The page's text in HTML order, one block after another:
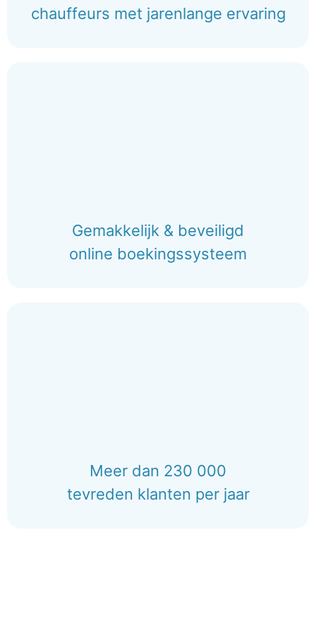
chauffeurs met jarenlange ervaring
Gemakkelijk & beveiligd
online boekingssysteem
Meer dan 230 000
tevreden klanten per jaar